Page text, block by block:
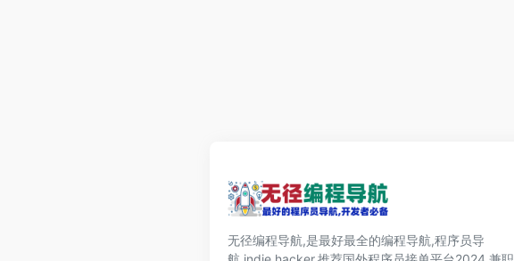
无径编程导航,是最好最全的编程导航,程序员导